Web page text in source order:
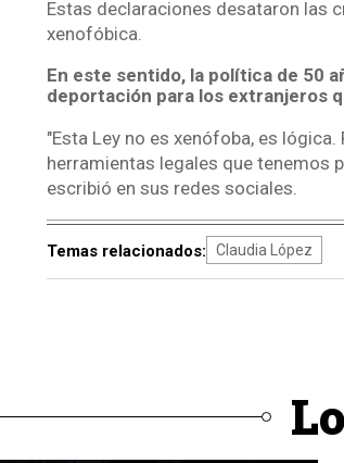
Estas declaraciones desataron las
xenofóbica.
En este sentido, la política de 50
deportación para los extranjeros
"Esta Ley no es xenófoba, es
herramientas legales que tenemos
escribió en sus redes sociales.
Temas relacionados: Claudia López